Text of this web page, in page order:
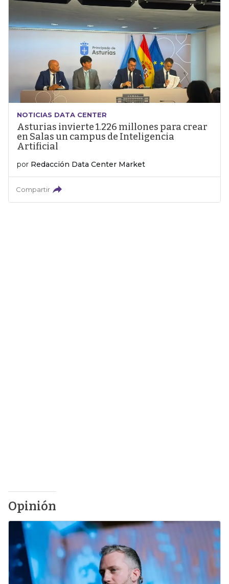
NOTICIAS DATA CENTER
Asturias invierte 1.226 millones para crear
en Salas un campus de Inteligencia
Artificial
por Redacción Data Center Market
Compartir
Opinión